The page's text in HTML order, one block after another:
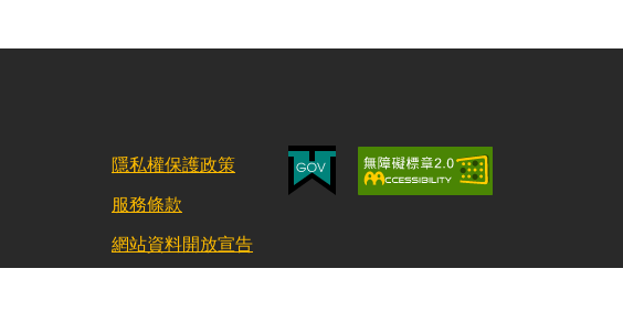
隱私權保護政策
服務條款
網站資料開放宣告